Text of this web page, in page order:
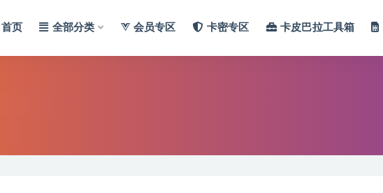
首页 全部分类 会员专区 卡密专区 卡皮巴拉工具箱